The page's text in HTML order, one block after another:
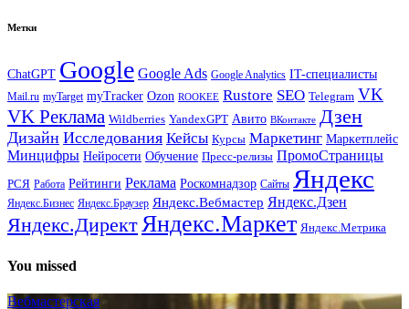
Метки
ChatGPT Google Google Ads Google Analytics IT-специалисты
Mail.ru myTarget myTracker Ozon ROOKEE Rustore SEO Telegram VK
VK Реклама Wildberries YandexGPT Авито ВКонтакте Дзен
Дизайн Исследования Кейсы Курсы Маркетинг Маркетплейс
Минцифры Нейросети Обучение Пресс-релизы ПромоСтраницы
РСЯ Работа Рейтинги Реклама Роскомнадзор Сайты Яндекс
Яндекс.Бизнес Яндекс.Браузер Яндекс.Вебмастер Яндекс.Дзен
Яндекс.ДиректЯндекс.Маркет Яндекс.Метрика
You missed
Вебмастерская